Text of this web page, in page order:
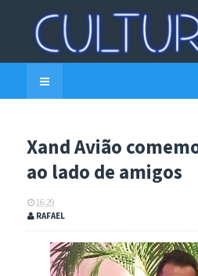
Xand Avião
ao lado de amigos
16:29
RAFAEL